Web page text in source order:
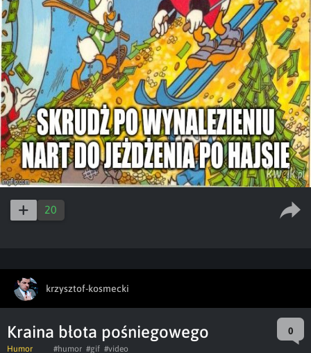
20
krzysztof-kosmecki
Kraina błota pośniegowego 0
Humor #humor #gif #video